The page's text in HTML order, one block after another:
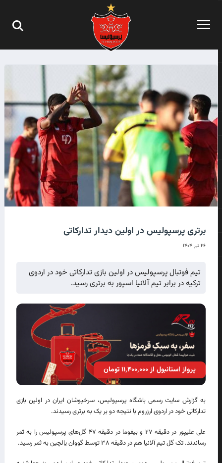
برتری پرسپولیس در اولین دیدار تدارکاتی
۲۶ تیر ۱۴۰۴
تیم فوتبال پرسپولیس در اولین بازی تدارکاتی خود در اردوی
ترکیه در برابر تیم آلانیا اسپور به برتری رسید.
پرواز استانبول از ۱۱٬۴۰۰٬۰۰۰ تومان
به گزارش سایت رسمی باشگاه پرسپولیس، سرخپوشان ایران در اولین بازی
تدارکاتی خود در اردوی ارزروم با نتیجه دو بر یک به برتری رسیدند.
علی علیپور در دقیقه ۲۷ و بیفوما در دقیقه ۴۷ گل‌های پرسپولیس را به ثمر
رساندند. تک گل تیم آلانیا هم در دقیقه ۳۸ توسط گووان یالچین به ثمر رسید.